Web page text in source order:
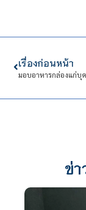
เรื่องก่อนหน้า
ข่